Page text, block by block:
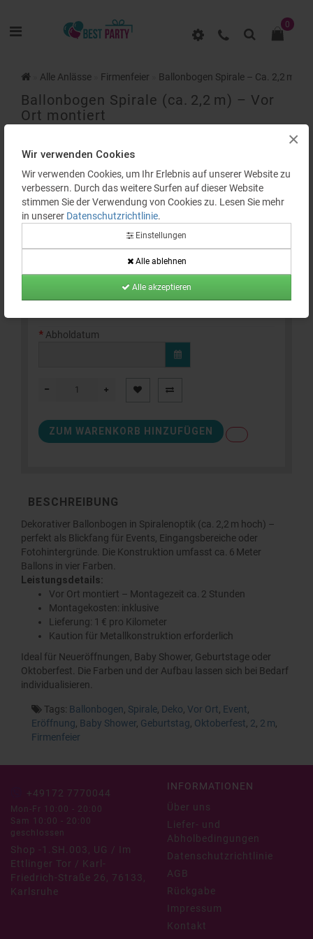
×
Wir verwenden Cookies
Wir verwenden Cookies, um Ihr Erlebnis auf unserer Website zu
verbessern. Durch das weitere Surfen auf dieser Website
stimmen Sie der Verwendung von Cookies zu. Lesen Sie mehr
in unserer Datenschutzrichtlinie.
Einstellungen
Alle ablehnen
Alle akzeptieren
0
Alle Anlässe Firmenfeier Ballonbogen Spirale – Ca. 2,2 m
Ballonbogen Spirale (ca. 2,2 m) – Vor
Ort montiert
Verfügbarkeit:Auf Lager
180.00€
Abholdatum
ZUM WARENKORB HINZUFÜGEN
BESCHREIBUNG
Dekorativer Ballonbogen in Spiralenoptik (ca. 2,2 m hoch) –
perfekt als Blickfang für Events, Eingangsbereiche oder
Fotohintergründe. Die Konstruktion umfasst ca. 6 Meter
Ballons in vier Farben.
Leistungsdetails:
Vor Ort montiert – Montagezeit ca. 2 Stunden
Montagekosten: inklusive
Lieferung: 1 € pro Kilometer
Kaution für Metallkonstruktion erforderlich
Ideal für Neueröffnungen, Baby Shower, Geburtstage oder
Oktoberfest. Die Farben und der Aufbau lassen sich bei Bedarf
individualisieren.
Tags: Ballonbogen Spirale Deko Vor Ort Event
Eröffnung Baby Shower Geburtstag Oktoberfest 2 2 m
Firmenfeier
+49172 7770044
Mon-Fr 10:00 - 20:00
Sam 10:00 - 20:00
geschlossen
Shop -1.SH.003, UG / Im
Ettlinger Tor / Karl-
Friedrich-Straße 26, 76133,
Karlsruhe
INFORMATIONEN
Über uns
Liefer- und
Abholbedingungen
Datenschutzrichtlinie
AGB
Rückgabe
Impressum
Kontakt